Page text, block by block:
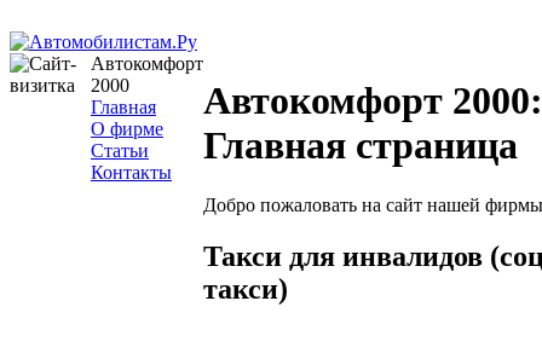
Автокомфорт
2000
Главная
О фирме
Статьи
Контакты
Автокомфорт 2000:
Главная страница
Добро пожаловать на сайт нашей
Такси для инвалидов
такси)